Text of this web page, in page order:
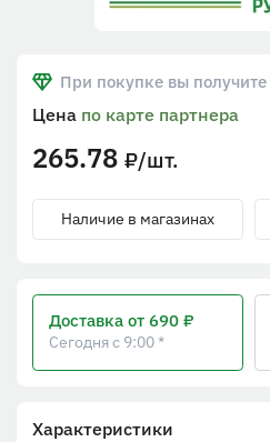
Характеристики
При покупке вы получите
Цена по карте партнера
265.78 ₽/шт.
Наличие в магазинах
Доставка от 690 ₽
Сегодня с 9:00 *